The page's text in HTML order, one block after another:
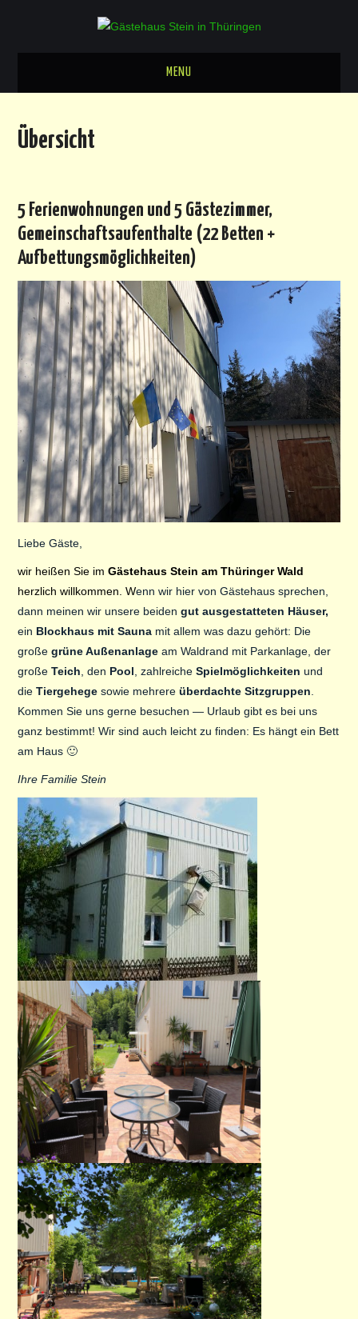
MENU
UNTERKÜNFTE
PARKANLAGE
PREISE
GALLERIE
ANREISE/KONTAKT
ÜBER UNS
Übersicht
5 Ferienwohnungen und 5 Gästezimmer,
Gemeinschaftsaufenthalte (22 Betten +
Aufbettungsmöglichkeiten)
Liebe Gäste,
wir heißen Sie imGästehaus Stein am Thüringer Wald
herzlich willkommen. Wenn wir hier von Gästehaus sprechen,
dann meinen wir unsere beidengut ausgestatteten Häuser,
ein Blockhaus mit Sauna mit allem was dazu gehört: Die
großegrüne Außenanlage am Waldrand mit Parkanlage, der
großeTeich , den Pool , zahlreicheSpielmöglichkeiten und
dieTiergehege sowie mehrereüberdachte Sitzgruppen
Kommen Sie uns gerne besuchen — Urlaub gibt es bei uns
ganz bestimmt! Wir sind auch leicht zu finden: Es hängt ein Bett
am Haus 🙂
Ihre Familie Stein